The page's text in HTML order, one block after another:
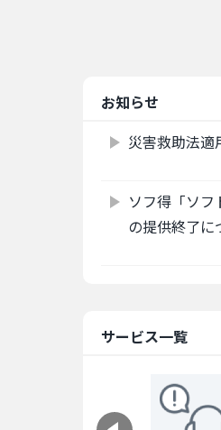
お知らせ
災害救助法適
ソフ得「ソフ
の提供終了に
サービス一覧